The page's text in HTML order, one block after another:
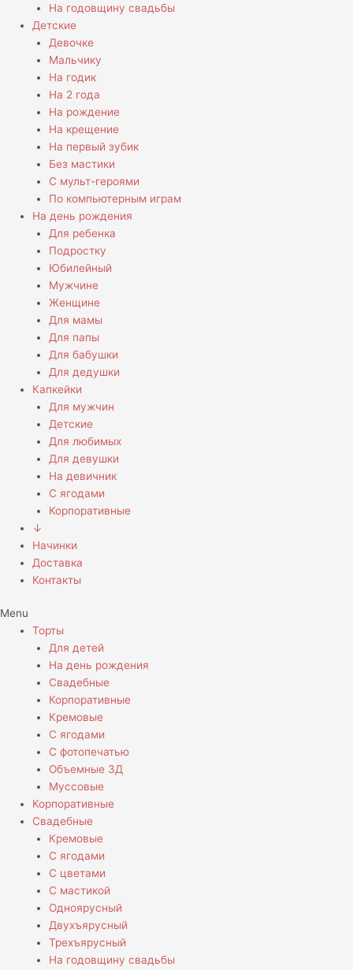
На годовщину свадьбы
Детские
Девочке
Мальчику
На годик
На 2 года
На рождение
На крещение
На первый зубик
Без мастики
С мульт-героями
По компьютерным играм
На день рождения
Для ребенка
Подростку
Юбилейный
Мужчине
Женщине
Для мамы
Для папы
Для бабушки
Для дедушки
Капкейки
Для мужчин
Детские
Для любимых
Для девушки
На девичник
С ягодами
Корпоративные
↓
Начинки
Доставка
Контакты
Menu
Торты
Для детей
На день рождения
Свадебные
Корпоративные
Кремовые
С ягодами
С фотопечатью
Объемные 3Д
Муссовые
Корпоративные
Свадебные
Кремовые
С ягодами
С цветами
С мастикой
Одноярусный
Двухъярусный
Трехъярусный
На годовщину свадьбы